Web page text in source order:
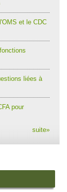
et le CDC
liées à
pour
suite»